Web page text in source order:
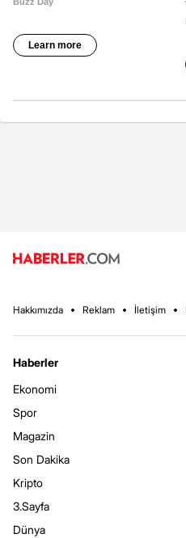
Hakkımızda Reklam İletişim
Haberler
Ekonomi
Spor
Magazin
Son Dakika
Kripto
3.Sayfa
Dünya